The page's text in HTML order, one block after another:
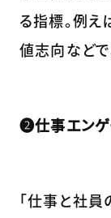
る指標。例え
値志向などで
❷仕事エンゲ
「仕事と社員